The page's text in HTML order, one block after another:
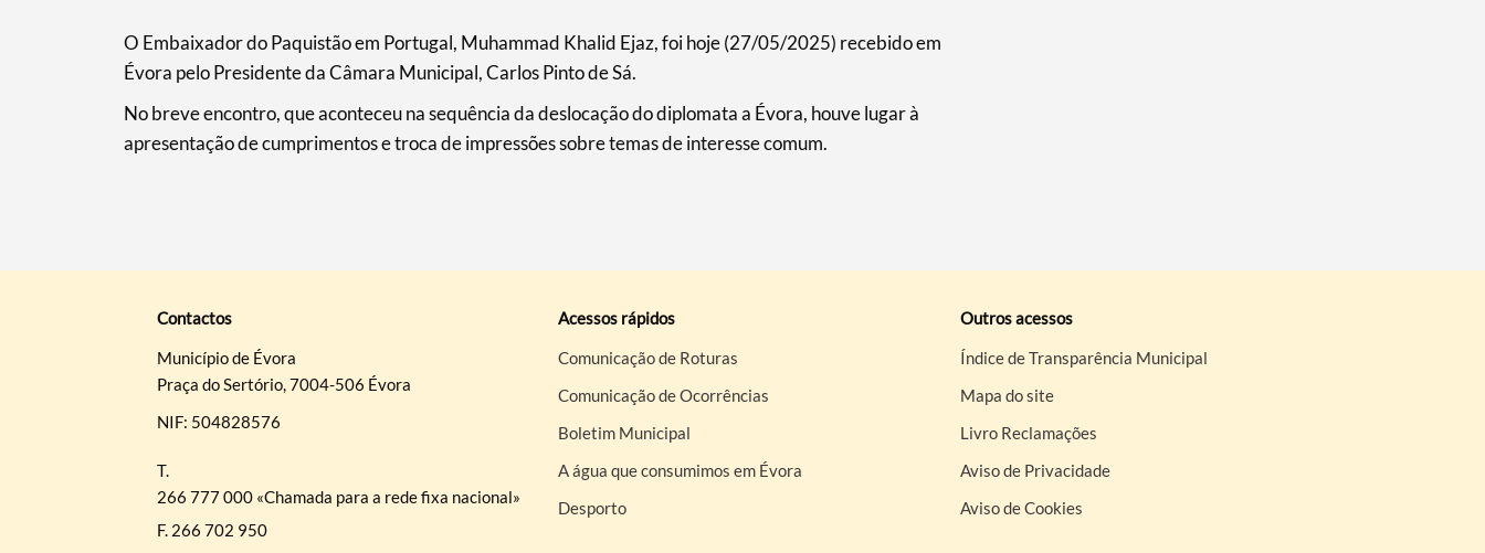
O Embaixador do Paquistão em Portugal, Muhammad Khalid Ejaz, foi hoje (27/05/2025) recebido em
Évora pelo Presidente da Câmara Municipal, Carlos Pinto de Sá.
No breve encontro, que aconteceu na sequência da deslocação do diplomata a Évora, houve lugar à
apresentação de cumprimentos e troca de impressões sobre temas de interesse comum.
Contactos
Município de Évora
Praça do Sertório, 7004-506 Évora
NIF: 504828576
T.
266 777 000 «Chamada para a rede fixa nacional»
F. 266 702 950
Acessos rápidos
Comunicação de Roturas
Comunicação de Ocorrências
Boletim Municipal
A água que consumimos em Évora
Desporto
Outros acessos
Índice de Transparência Municipal
Mapa do site
Livro Reclamações
Aviso de Privacidade
Aviso de Cookies